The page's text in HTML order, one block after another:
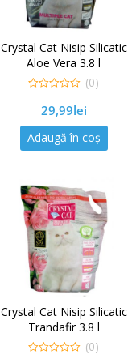
Crystal Cat Nisip Silicatic
Aloe Vera 3.8 l
5
(0)
29,99lei
Adaugă în coș
Crystal Cat Nisip Silicatic
Trandafir 3.8 l
(0)